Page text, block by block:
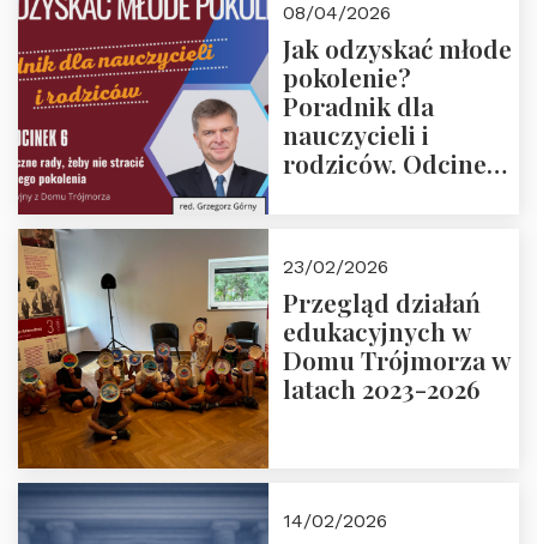
08/04/2026
Jak odzyskać młode
pokolenie?
Poradnik dla
nauczycieli i
rodziców. Odcinek
Rozmawiają red.
Grzegorz Górny i
prof. Michał
Łuczewski
23/02/2026
Przegląd działań
edukacyjnych w
Domu Trójmorza w
latach 2023-2026
14/02/2026